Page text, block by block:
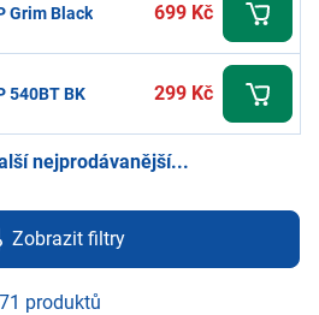
Grim Black 699 Kč
540BT BK 299 Kč
nejprodávanější...
Zobrazit filtry
71 produktů